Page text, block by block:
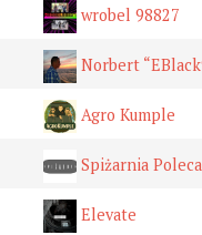
wrobel 98827
Norbert
Agro Kumple
Spiżarnia Poleca
Elevate